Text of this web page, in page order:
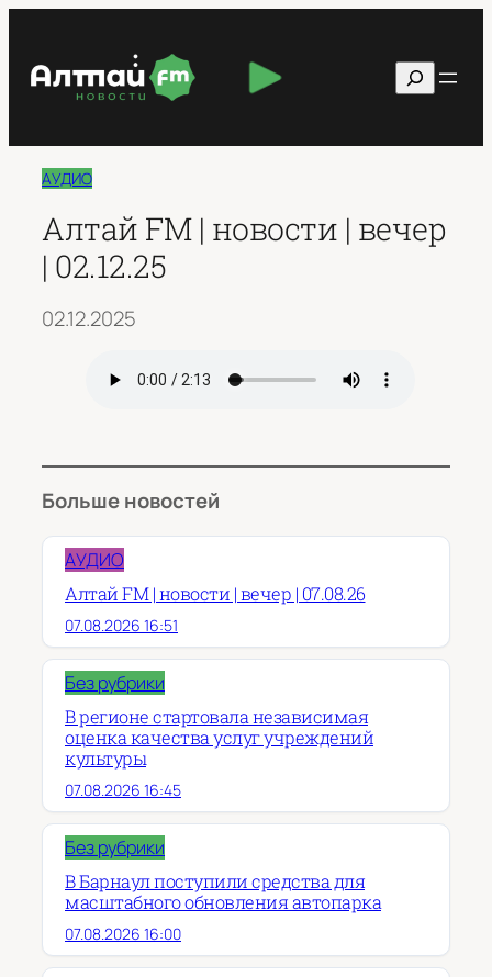
содержимому
Поиск
АУДИО
Алтай FM | новости | вечер
| 02.12.25
02.12.2025
Больше новостей
АУДИО
Алтай FM | новости | вечер | 07.08.26
07.08.2026 16:51
Без рубрики
В регионе стартовала независимая
оценка качества услуг учреждений
культуры
07.08.2026 16:45
Без рубрики
В Барнаул поступили средства для
масштабного обновления автопарка
07.08.2026 16:00